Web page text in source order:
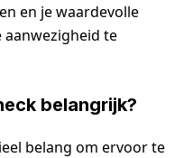
en je waardevolle
aanwezigheid te
belangrijk?
belang om ervoor te